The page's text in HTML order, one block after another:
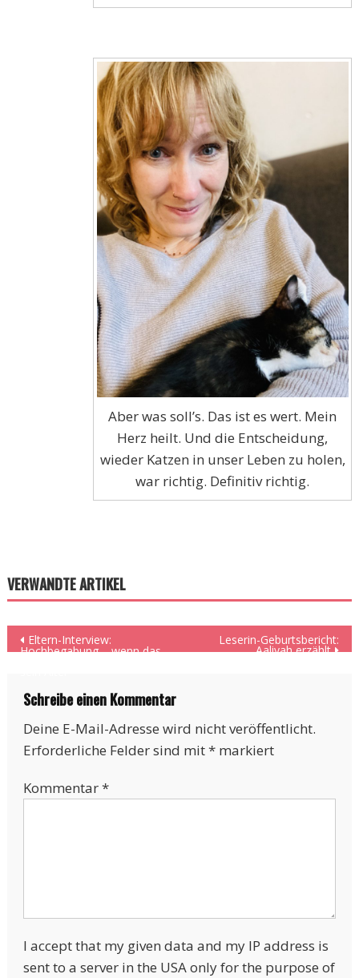
Aber was soll’s. Das ist es wert. Mein
Herz heilt. Und die Entscheidung,
wieder Katzen in unser Leben zu holen,
war richtig. Definitiv richtig.
VERWANDTE ARTIKEL
Beitragsnavigation
Eltern-Interview:
Hochbegabung – wenn das
Leserin-Geburtsbericht:
Aaliyah erzählt
Schreibe einen Kommentar
Deine E-Mail-Adresse wird nicht veröffentlicht.
Erforderliche Felder sind mit*markiert
Kommentar*
I accept that my given data and my IP address is
sent to a server in the USA only for the purpose of